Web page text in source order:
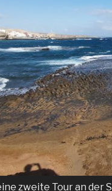
zweite Tour an der